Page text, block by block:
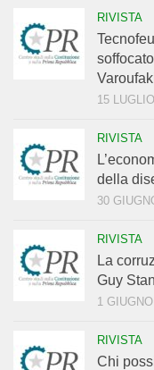
RIVISTA
15
RIVISTA
della
30
RIVISTA
La
Guy
1
RIVISTA
Chi